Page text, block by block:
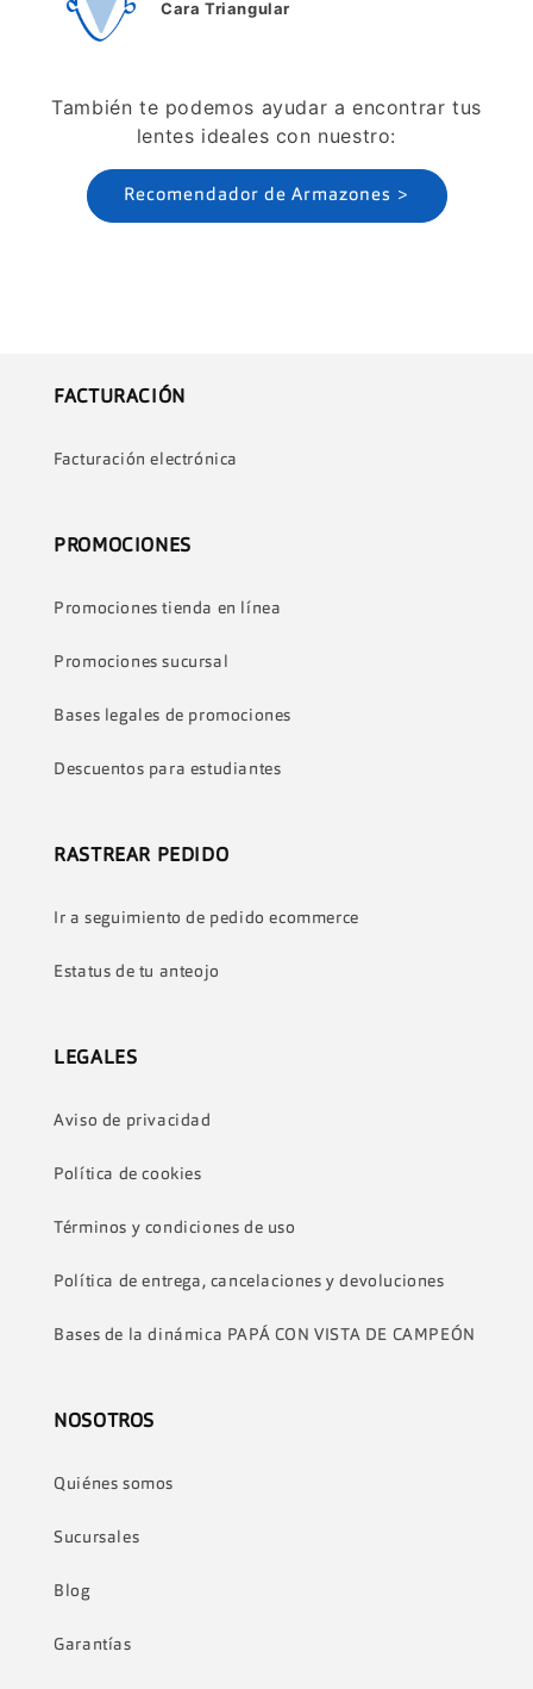
Cara Triangular
También te podemos ayudar a encontrar tus
lentes ideales con nuestro:
Recomendador de Armazones >
FACTURACIÓN
Facturación electrónica
PROMOCIONES
Promociones tienda en línea
Promociones sucursal
Bases legales de promociones
Descuentos para estudiantes
RASTREAR PEDIDO
Ir a seguimiento de pedido ecommerce
Estatus de tu anteojo
LEGALES
Aviso de privacidad
Política de cookies
Términos y condiciones de uso
Política de entrega, cancelaciones y devoluciones
Bases de la dinámica PAPÁ CON VISTA DE CAMPEÓN
NOSOTROS
Quiénes somos
Sucursales
Blog
Garantías